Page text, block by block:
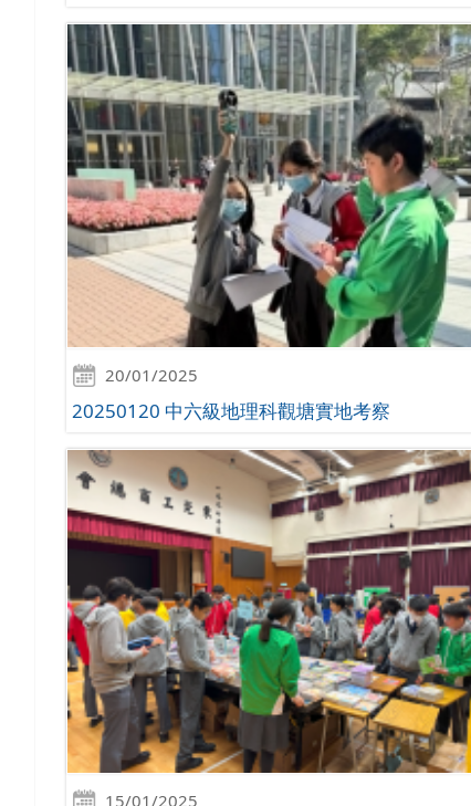
20/01/2025
20250120 中六級地理科觀塘實地考察
15/01/2025